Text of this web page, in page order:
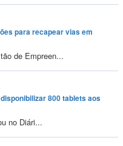
para recapear vias em
de Empreen...
800 tablets aos
no Diári...